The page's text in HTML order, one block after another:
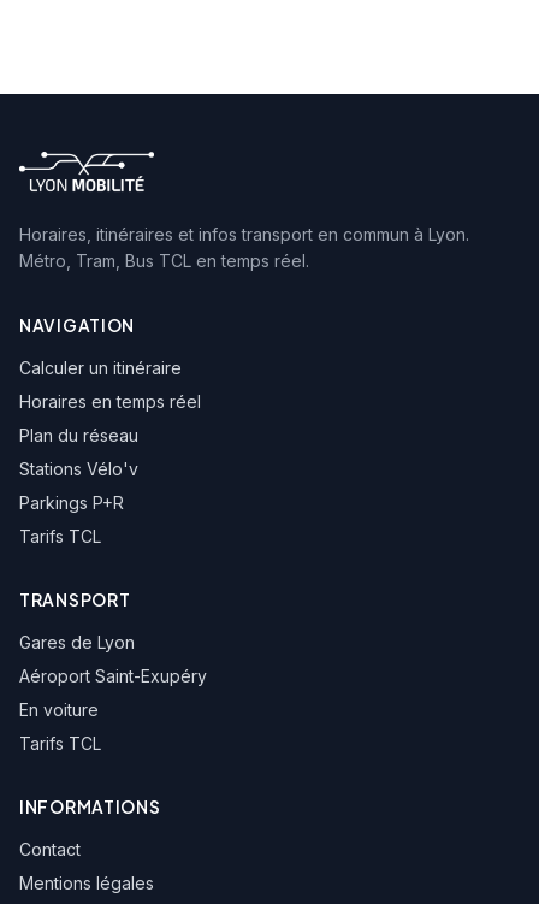
Clinique Charcot
4 Chemins - La Salette
Chantegrillet
Gare de Francheville
La Chardonnière
Francheville Bourg
Horaires, itinéraires et infos transport en commun à Lyon.
Métro, Tram, Bus TCL en temps réel.
NAVIGATION
Calculer un itinéraire
Horaires en temps réel
Plan du réseau
Stations Vélo'v
Parkings P+R
Tarifs TCL
TRANSPORT
Gares de Lyon
Aéroport Saint-Exupéry
En voiture
Tarifs TCL
INFORMATIONS
Contact
Mentions légales